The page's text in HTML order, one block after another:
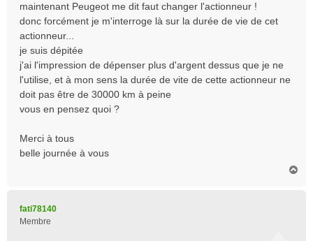
maintenant Peugeot me dit faut changer l'actionneur !
donc forcément je m'interroge là sur la durée de vie de cet
actionneur...
je suis dépitée
j'ai l'impression de dépenser plus d'argent dessus que je ne
l'utilise, et à mon sens la durée de vite de cette actionneur ne
doit pas être de 30000 km à peine
vous en pensez quoi ?
Merci à tous
belle journée à vous
fati78140
Membre